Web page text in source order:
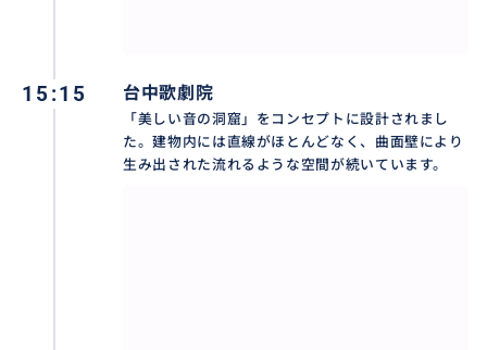
15:15 台中歌劇院
「美しい音の洞窟」をコンセプトに設計されまし
た。建物内には直線がほとんどなく、曲面壁により
生み出された流れるような空間が続いています。